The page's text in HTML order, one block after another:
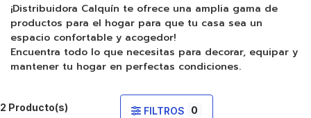
¡Distribuidora Calquín te ofrece una amplia gama de
productos para el hogar para que tu casa sea un
espacio confortable y acogedor!
Encuentra todo lo que necesitas para decorar, equipar y
mantener tu hogar en perfectas condiciones.
2 Producto(s) FILTROS 0